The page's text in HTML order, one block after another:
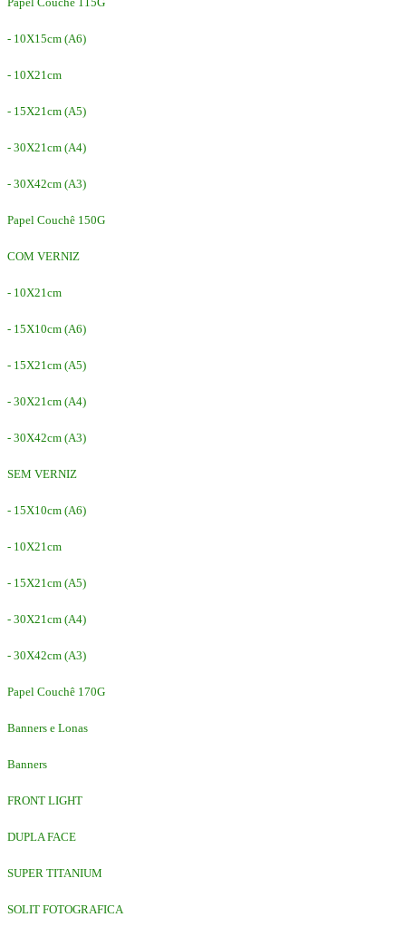
- 10X15cm (A6)
- 10X21cm
- 15X21cm (A5)
- 30X21cm (A4)
- 30X42cm (A3)
Papel Couchê 150G
COM VERNIZ
- 10X21cm
- 15X10cm (A6)
- 15X21cm (A5)
- 30X21cm (A4)
- 30X42cm (A3)
SEM VERNIZ
- 15X10cm (A6)
- 10X21cm
- 15X21cm (A5)
- 30X21cm (A4)
- 30X42cm (A3)
Papel Couchê 170G
Banners e Lonas
Banners
FRONT LIGHT
DUPLA FACE
SUPER TITANIUM
SOLIT FOTOGRAFICA